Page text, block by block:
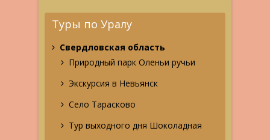
Туры по Уралу
Свердловская область
Природный парк Оленьи ручьи
Экскурсия в Невьянск
Село Тарасково
Тур выходного дня Шоколадная